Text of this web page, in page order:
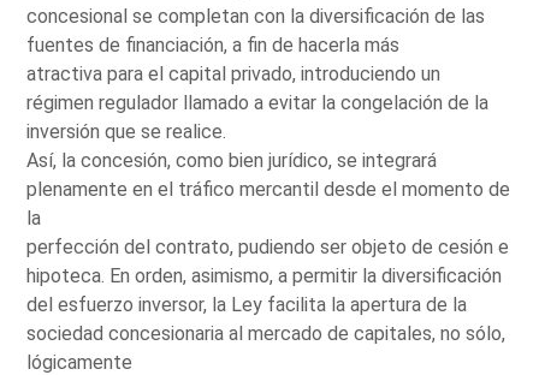
concesional se completan con la diversificación de las
fuentes de financiación, a fin de hacerla más
atractiva para el capital privado, introduciendo un
régimen regulador llamado a evitar la congelación de la
inversión que se realice.
Así, la concesión, como bien jurídico, se integrará
plenamente en el tráfico mercantil desde el momento de
la
perfección del contrato, pudiendo ser objeto de cesión e
hipoteca. En orden, asimismo, a permitir la diversificación
del esfuerzo inversor, la Ley facilita la apertura de la
sociedad concesionaria al mercado de capitales, no sólo,
lógicamente